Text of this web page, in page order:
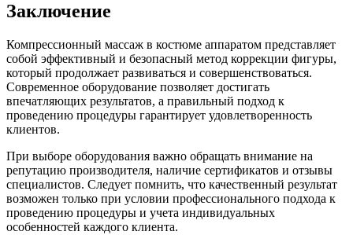
Заключение
Компрессионный массаж в костюме аппаратом представляет
собой эффективный и безопасный метод коррекции фигуры,
который продолжает развиваться и совершенствоваться.
Современное оборудование позволяет достигать
впечатляющих результатов, а правильный подход к
проведению процедуры гарантирует удовлетворенность
клиентов.
При выборе оборудования важно обращать внимание на
репутацию производителя, наличие сертификатов и отзывы
специалистов. Следует помнить, что качественный результат
возможен только при условии профессионального подхода к
проведению процедуры и учета индивидуальных
особенностей каждого клиента.